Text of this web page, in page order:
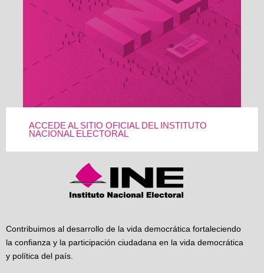
ACCEDE AL SITIO OFICIAL DEL INSTITUTO
NACIONAL ELECTORAL
Contribuimos al desarrollo de la vida democrática fortaleciendo
la confianza y la participación ciudadana en la vida democrática
y política del país.